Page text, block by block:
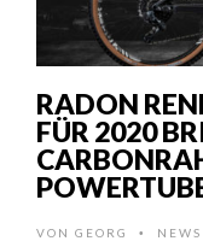
RADON
FÜR 2020
VON GEORG • NEWS